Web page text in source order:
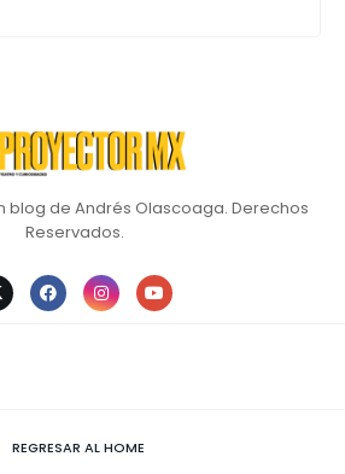
blog de Andrés Olascoaga. Derechos
Reservados.
REGRESAR AL HOME